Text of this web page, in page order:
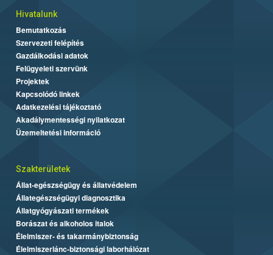
Hivatalunk
Bemutatkozás
Szervezeti felépítés
Gazdálkodási adatok
Felügyeleti szervünk
Projektek
Kapcsolódó linkek
Adatkezelési tájékoztató
Akadálymentességi nyilatkozat
Üzemeltetési információ
Szakterületek
Állat-egészségügy és állatvédelem
Állategészségügyi diagnosztika
Állatgyógyászati termékek
Borászat és alkoholos italok
Élelmiszer- és takarmánybiztonság
Élelmiszerlánc-biztonsági laborhálózat